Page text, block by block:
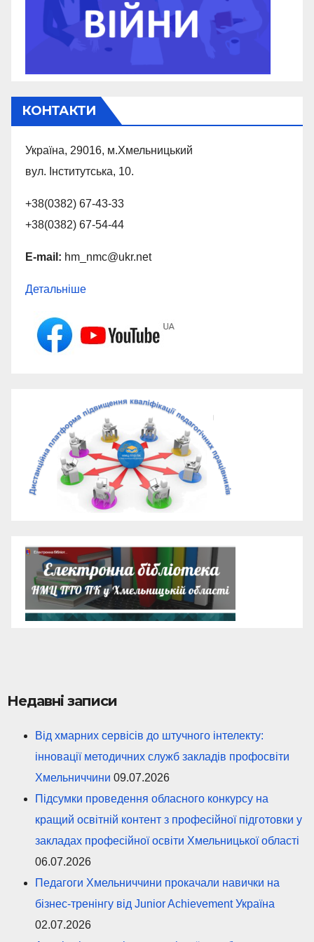
КОНТАКТИ
Україна, 29016, м.Хмельницький
вул. Інститутська, 10.
+38(0382) 67-43-33
+38(0382) 67-54-44
E-mail: hm_nmc@ukr.net
Детальніше
Недавні записи
Від хмарних сервісів до штучного інтелекту:
інновації методичних служб закладів профосвіти
Хмельниччини 09.07.2026
Підсумки проведення обласного конкурсу на
кращий освітній контент з професійної підготовки у
закладах професійної освіти Хмельницької області
06.07.2026
Педагоги Хмельниччини прокачали навички на
бізнес-тренінгу від Junior Achievement Україна
02.07.2026